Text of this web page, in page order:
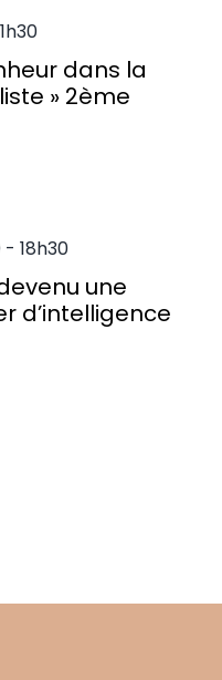
dans la
» 2ème
- 18h30
une
d’intelligence